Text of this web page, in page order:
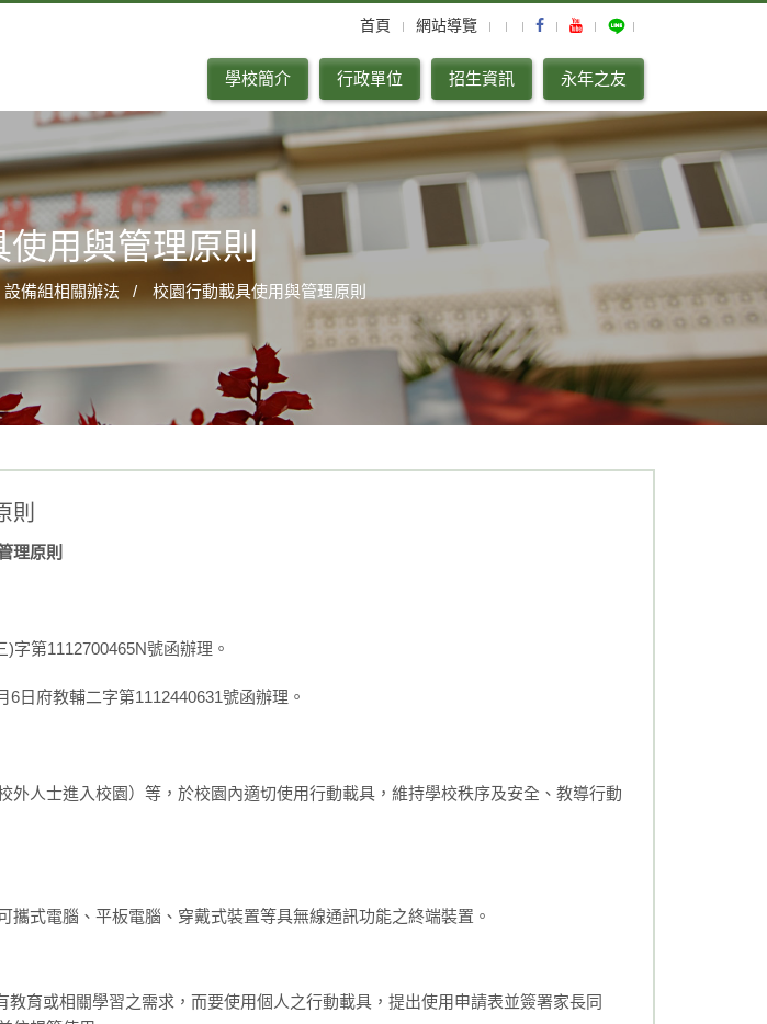
首頁 網站導覽
學校簡介 行政單位 招生資訊 永年之友
使用與管理原則
設備組相關辦法 校園行動載具使用與管理原則
則
理原則
第1112700465N號函辦理。
日府教輔二字第1112440631號函辦理。
外人士進入校園）等，於校園內適切使用行動載具，維持學校秩序及安全、教導行動
攜式電腦、平板電腦、穿戴式裝置等具無線通訊功能之終端裝置。
教育或相關學習之需求，而要使用個人之行動載具，提出使用申請表並簽署家長同